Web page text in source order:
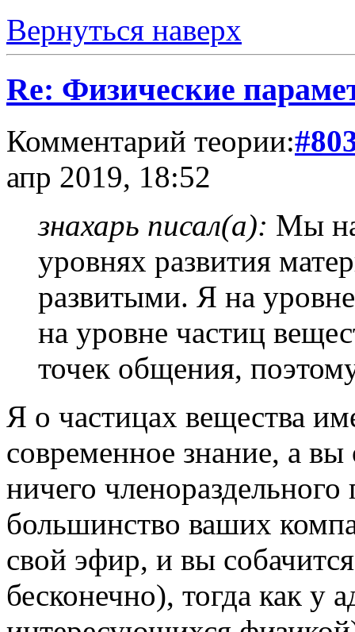
Вернуться наверх
Re: Физические
Комментарий теории:
апр 2019, 18:52
знахарь писал(а): Мы
уровнях развития
развитыми. Я на
на уровне частиц
точек общения,
Я о частицах вещества
современное знание, а
ничего
большинство ваших
свой эфир, и вы
бесконечно), тогда как у